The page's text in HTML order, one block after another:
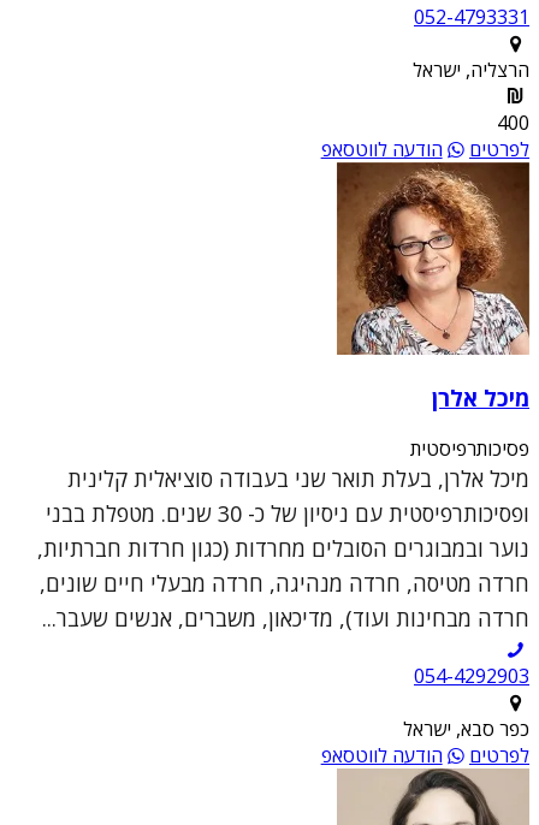
052-4793331
הרצליה, ישראל
400
לפרטים
הודעה לווטסאפ
מיכל אלרן
פסיכותרפיסטית
מיכל אלרן, בעלת תואר שני בעבודה סוציאלית קלינית
ופסיכותרפיסטית עם ניסיון של כ- 30 שנים. מטפלת בבני
נוער ובמבוגרים הסובלים מחרדות (כגון חרדות חברתיות,
חרדה מטיסה, חרדה מנהיגה, חרדה מבעלי חיים שונים,
חרדה מבחינות ועוד), מדיכאון, משברים, אנשים שעבר...
054-4292903
כפר סבא, ישראל
לפרטים
הודעה לווטסאפ